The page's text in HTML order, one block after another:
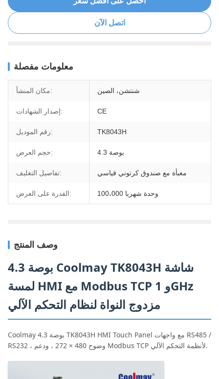
اتصل الآن
معلومات مفصلة
مكان المنشأ: شنتشن، الصين
إصدار الشهادات: CE
رقم الموديل: TK8043H
حجم العرض: 4.3 بوصة
تفاصيل التغليف: معبأة مع صندوق كرتوني قياسي
القدرة على العرض: 100،000 وحدة شهريا
وصف المنتج
4.3 بوصة Coolmay TK8043H شاشة
لمسة HMI مع Modbus TCP و 1GHz
مزدوج النواة لنظام التحكم الآلي
Coolmay 4.3 بوصة TK8043H HMI Touch Panel مع واجهات RS485 /
RS232 ، وضوح 480 × 272 ، ودعم Modbus TCP لأنظمة التحكم الآلي.